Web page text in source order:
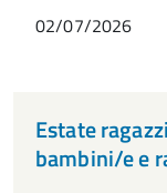
02/07/2026
Estate
bambini/e e